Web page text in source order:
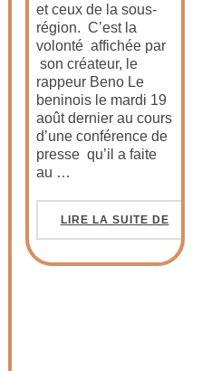
et ceux de la sous-
région. C’est la
volonté affichée par
son créateur, le
rappeur Beno Le
beninois le mardi 19
août dernier au cours
d’une conférence de
presse qu’il a faite
au …
LIRE LA SUITE DE